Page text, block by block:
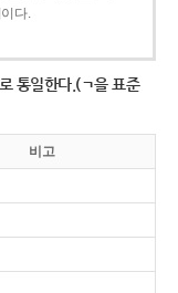
다.
로 통일한다.(ㄱ을 표준
비고